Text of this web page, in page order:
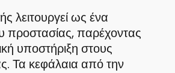
λειτουργεί ως ένα
προστασίας, παρέχοντας
υποστήριξη στους
Τα κεφάλαια από την